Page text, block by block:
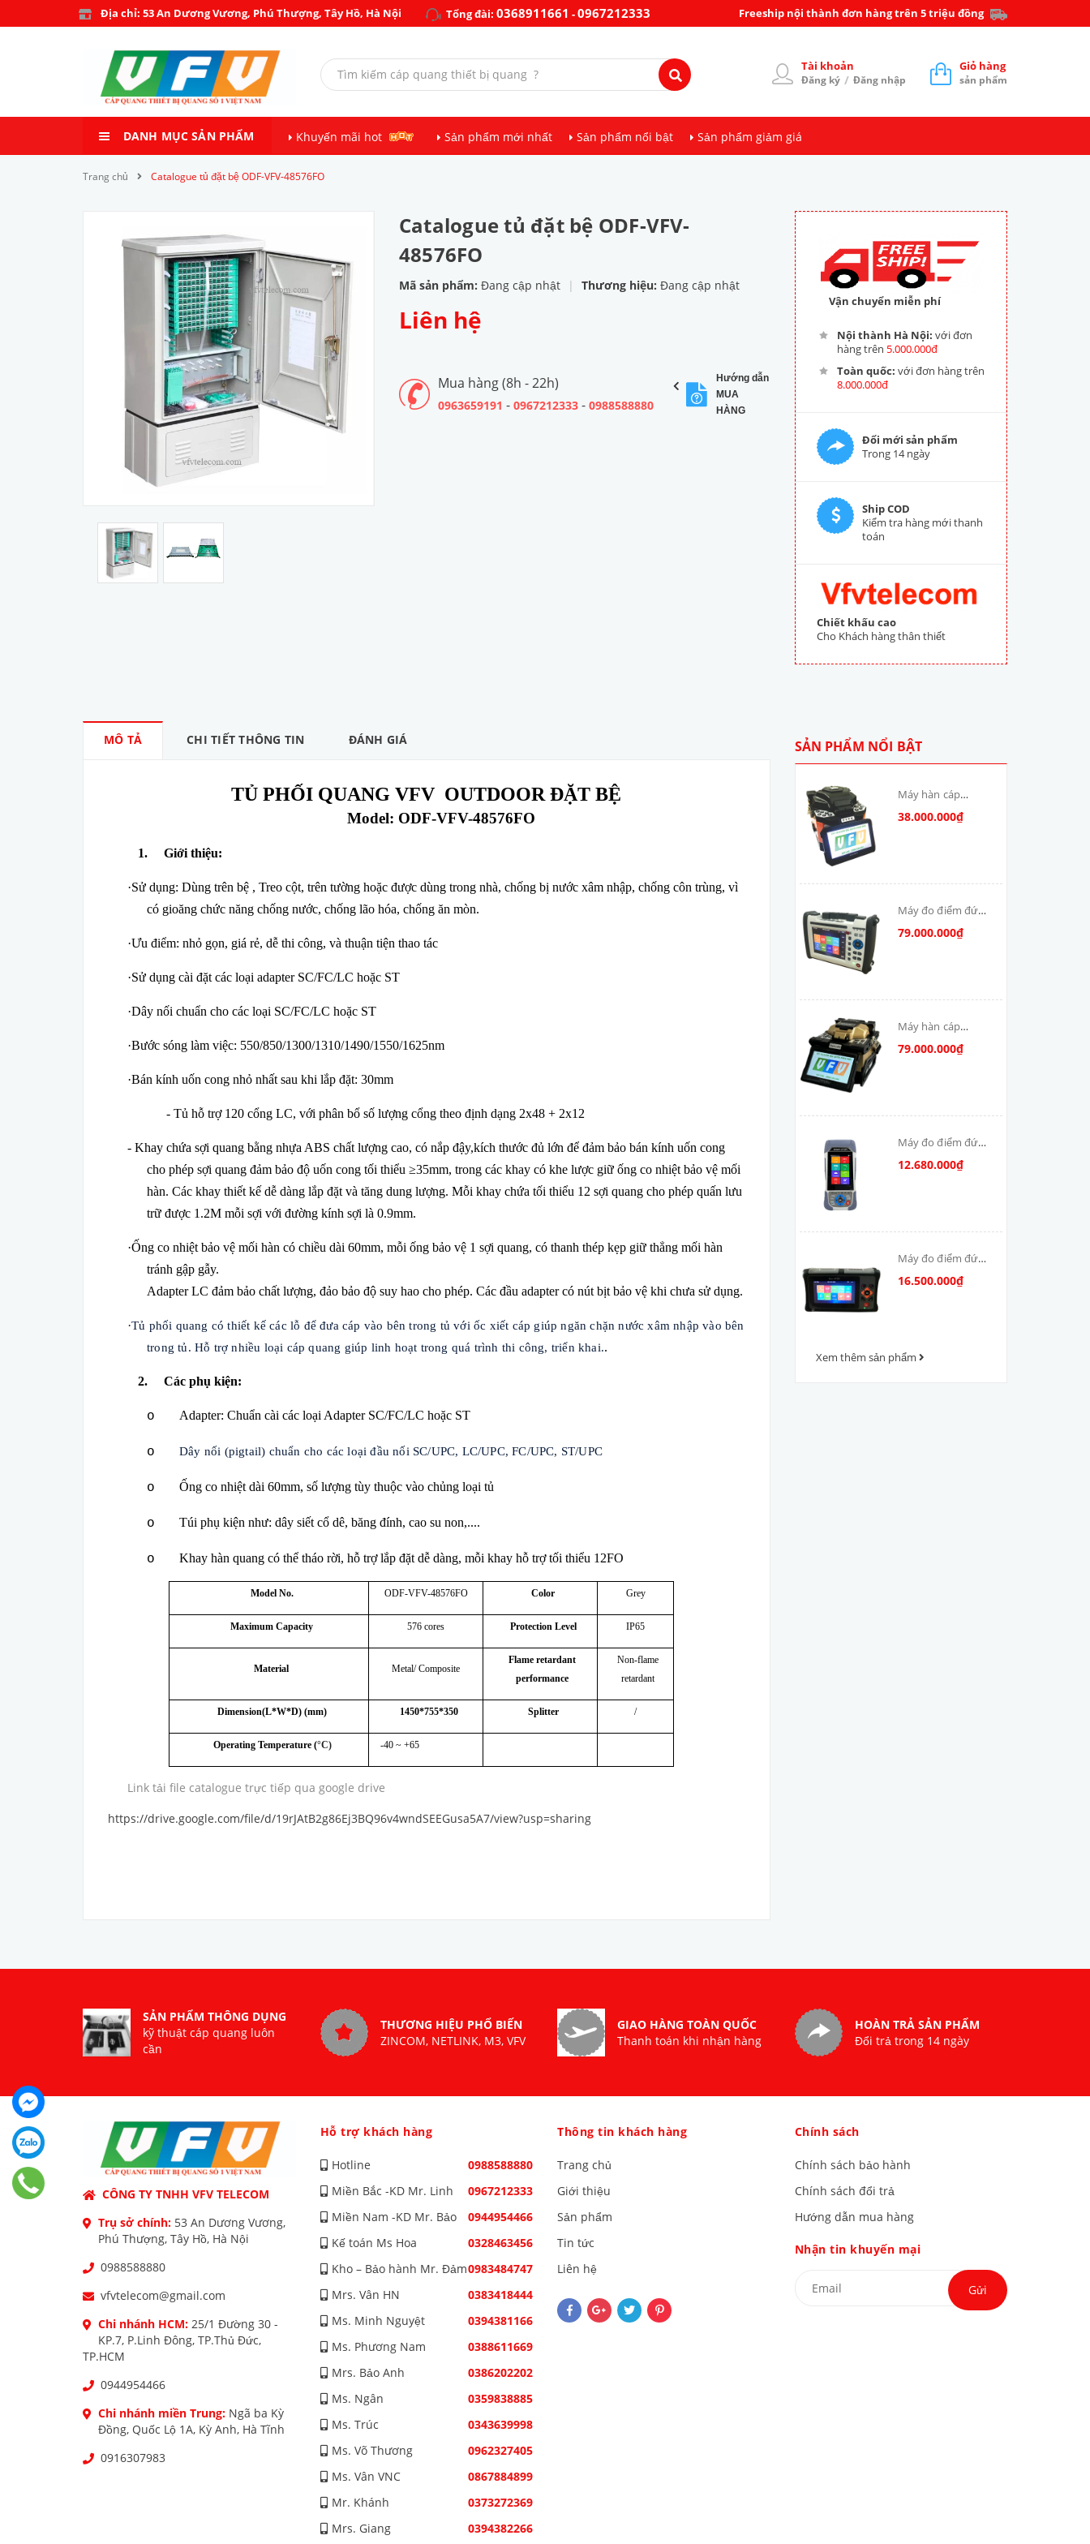
Địa chỉ: 53 An Dương Vương, Phú Thượng, Tây Hồ, Hà Nội Tổng đài: 0368911661 -0967212333 Freeship nội thành đơn hàng trên 5 triệu đồng
Tài khoản
Đăng ký / Đăng nhập
Giỏ hàng
sản phẩm
DANH MỤC SẢN PHẨM Khuyến mãi hot Sản phẩm mới nhất Sản phẩm nổi bật Sản phẩm giảm giá
Trang chủ Catalogue tủ đặt bệ ODF-VFV-48576FO
Catalogue tủ đặt bệ ODF-VFV-
48576FO
Mã sản phẩm: Đang cập nhật | Thương hiệu: Đang cập nhật
Liên hệ
Mua hàng (8h - 22h)
0963659191 - 0967212333 - 0988588880
Hướng dẫn
MUA
HÀNG
Vận chuyển miễn phí
Nội thành Hà Nội: với đơn
hàng trên 5.000.000đ
Toàn quốc: với đơn hàng trên
8.000.000đ
Đổi mới sản phẩm
Trong 14 ngày
Ship COD
Kiểm tra hàng mới thanh
toán
Chiết khấu cao
Cho Khách hàng thân thiết
MÔ TẢ CHI TIẾT THÔNG TIN ĐÁNH GIÁ
TỦ PHỐI QUANG VFV OUTDOOR ĐẶT BỆ
Model: ODF-VFV-48576FO
1. Giới thiệu:
·Sử dụng: Dùng trên bệ , Treo cột, trên tường hoặc được dùng trong nhà, chống bị nước xâm nhập, chống côn trùng, vì
có gioăng chức năng chống nước, chống lão hóa, chống ăn mòn.
·Ưu điểm: nhỏ gọn, giá rẻ, dễ thi công, và thuận tiện thao tác
·Sử dụng cài đặt các loại adapter SC/FC/LC hoặc ST
·Dây nối chuẩn cho các loại SC/FC/LC hoặc ST
·Bước sóng làm việc: 550/850/1300/1310/1490/1550/1625nm
·Bán kính uốn cong nhỏ nhất sau khi lắp đặt: 30mm
- Tủ hỗ trợ 120 cổng LC, với phân bổ số lượng cổng theo định dạng 2x48 + 2x12
- Khay chứa sợi quang bằng nhựa ABS chất lượng cao, có nắp đậy,kích thước đủ lớn để đảm bảo bán kính uốn cong
cho phép sợi quang đảm bảo độ uốn cong tối thiểu ≥35mm, trong các khay có khe lược giữ ống co nhiệt bảo vệ mối
hàn. Các khay thiết kế dễ dàng lắp đặt và tăng dung lượng. Mỗi khay chứa tối thiểu 12 sợi quang cho phép quấn lưu
trữ được 1.2M mỗi sợi với đường kính sợi là 0.9mm.
·Ống co nhiệt bảo vệ mối hàn có chiều dài 60mm, mỗi ống bảo vệ 1 sợi quang, có thanh thép kẹp giữ thẳng mối hàn
tránh gập gẫy.
Adapter LC đảm bảo chất lượng, đảo bảo độ suy hao cho phép. Các đầu adapter có nút bịt bảo vệ khi chưa sử dụng.
·Tủ phối quang có thiết kế các lỗ để đưa cáp vào bên trong tủ với ốc xiết cáp giúp ngăn chặn nước xâm nhập vào bên
trong tủ. Hỗ trợ nhiều loại cáp quang giúp linh hoạt trong quá trình thi công, triển khai..
2. Các phụ kiện:
o Adapter: Chuẩn cài các loại Adapter SC/FC/LC hoặc ST
o Dây nối (pigtail) chuẩn cho các loại đầu nối SC/UPC, LC/UPC, FC/UPC, ST/UPC
o Ống co nhiệt dài 60mm, số lượng tùy thuộc vào chủng loại tủ
o Túi phụ kiện như: dây siết cổ dê, băng đính, cao su non,....
o Khay hàn quang có thể tháo rời, hỗ trợ lắp đặt dễ dàng, mỗi khay hỗ trợ tối thiểu 12FO
Model No. ODF-VFV-48576FO Color Grey
Maximum Capacity 576 cores Protection Level IP65
Material Metal/ Composite
Flame retardant
performance
Non-flame
retardant
Dimension(L*W*D) (mm) 1450*755*350 Splitter /
Operating Temperature (°C) -40 ~ +65­
Link tải file catalogue trực tiếp qua google drive
https://drive.google.com/file/d/19rJAtB2g86Ej3BQ96v4wndSEEGusa5A7/view?usp=sharing
SẢN PHẨM NỔI BẬT
Máy hàn cáp
quang T-V6S-MAX
38.000.000₫
Máy đo điểm đứt
cáp quang: DSX-
79.000.000₫
Máy hàn cáp
quang Skycom
79.000.000₫
Máy đo điểm đứt
cáp quang OTDR-
12.680.000₫
Máy đo điểm đứt
cáp quang OTDR
16.500.000₫
Xem thêm sản phẩm
SẢN PHẨM THÔNG DỤNG
kỹ thuật cáp quang luôn
cần
THƯƠNG HIỆU PHỔ BIẾN
ZINCOM, NETLINK, M3, VFV
GIAO HÀNG TOÀN QUỐC
Thanh toán khi nhận hàng
HOÀN TRẢ SẢN PHẨM
Đổi trả trong 14 ngày
CÔNG TY TNHH VFV TELECOM
Trụ sở chính: 53 An Dương Vương,
Phú Thượng, Tây Hồ, Hà Nội
0988588880
vfvtelecom@gmail.com
Chi nhánh HCM: 25/1 Đường 30 -
KP.7, P.Linh Đông, TP.Thủ Đức,
TP.HCM
0944954466
Chi nhánh miền Trung: Ngã ba Kỳ
Đồng, Quốc Lộ 1A, Kỳ Anh, Hà Tĩnh
0916307983
Hỗ trợ khách hàng
Hotline
0988588880
Miền Bắc -KD Mr. Linh
0967212333
Miền Nam -KD Mr. Bảo
0944954466
Kế toán Ms Hoa
0328463456
Kho – Bảo hành Mr. Đảm0983484747
Mrs. Vân HN
0383418444
Ms. Minh Nguyệt
0394381166
Ms. Phương Nam
0388611669
Mrs. Bảo Anh
0386202202
Ms. Ngân
0359838885
Ms. Trúc
0343639998
Ms. Võ Thương
0962327405
Ms. Vân VNC
0867884899
Mr. Khánh
0373272369
Mrs. Giang
0394382266
Thông tin khách hàng
Trang chủ
Giới thiệu
Sản phẩm
Tin tức
Liên hệ
Chính sách
Chính sách bảo hành
Chính sách đổi trả
Hướng dẫn mua hàng
Nhận tin khuyến mại
Gửi